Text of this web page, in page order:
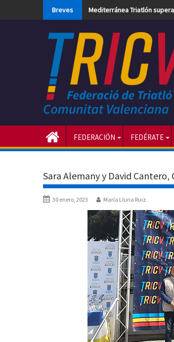
Breves Mediterránea Triatlón
FEDERACIÓN FEDÉRATE
Sara Alemany y David
30 enero, 2023 María Lluna Ruiz